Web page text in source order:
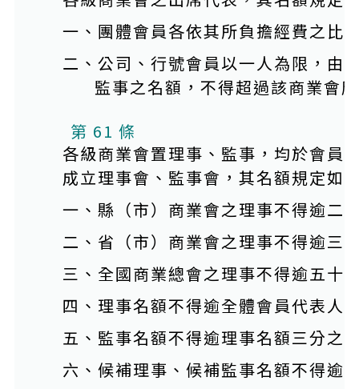
一、團體會員各依其所負擔經費之比
二、公司、行號會員以一人為限，由
監事之名額，不得超過該商業會
第 61 條
各級商業會置理事、監事，均於會員
成立理事會、監事會，其名額規定如
一、縣（市）商業會之理事不得逾二
二、省（市）商業會之理事不得逾三
三、全國商業總會之理事不得逾五十
四、理事名額不得逾全體會員代表人
五、監事名額不得逾理事名額三分之
六、候補理事、候補監事名額不得逾